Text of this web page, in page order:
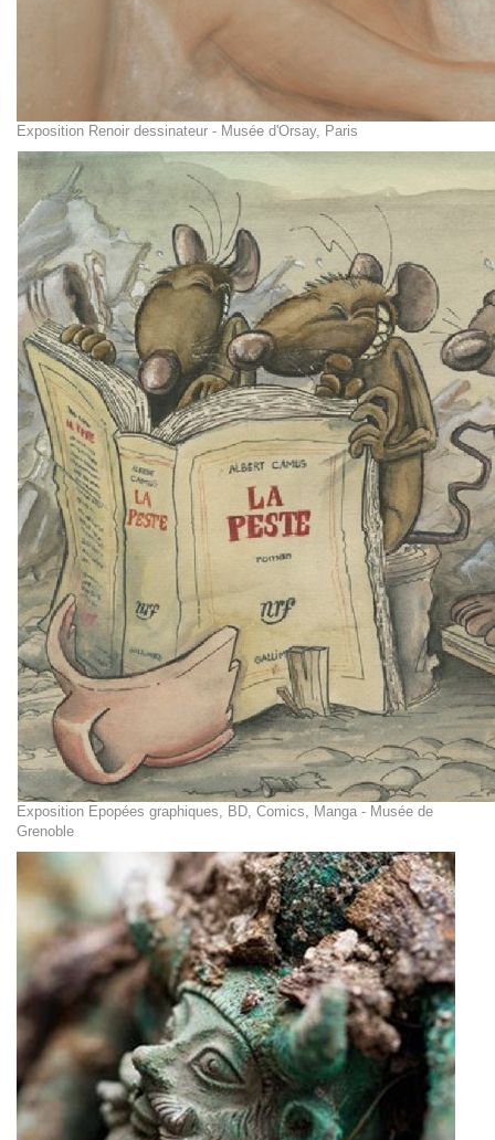
Exposition Renoir dessinateur - Musée d'Orsay, Paris
Exposition Epopées graphiques, BD, Comics, Manga - Musée de
Grenoble